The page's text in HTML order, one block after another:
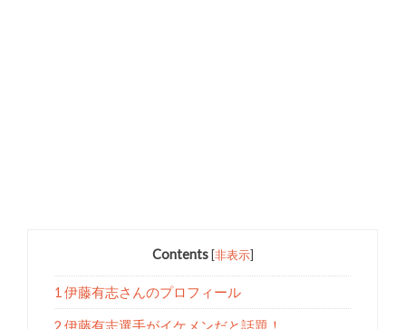
Contents [非表示]
1 伊藤有志さんのプロフィール
2 伊藤有志選手がイケメンだと話題！